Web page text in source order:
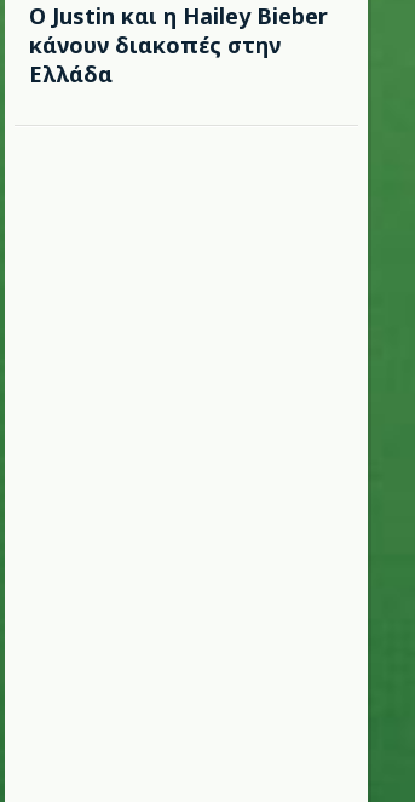
Ο Justin και η Hailey Bieber
κάνουν διακοπές στην
Ελλάδα